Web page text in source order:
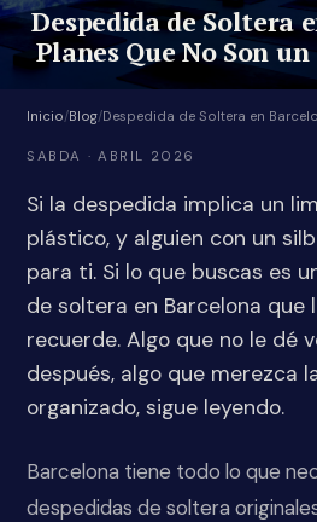
Despedida de Soltera
Planes Que No Son
Inicio/Blog/
SABDA · ABRIL 2026
Si la despedida implica un
plástico, y alguien con un
para ti. Si lo que buscas es
de soltera en Barcelona que
recuerde. Algo que no le dé
después, algo que merezca
organizado, sigue leyendo.
Barcelona tiene todo lo que
despedidas de soltera